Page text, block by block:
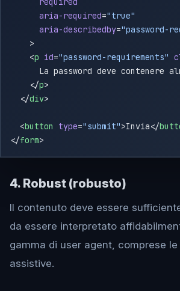
      aria-required
=
      aria-describedby
=
    <
p id="password-requirements"
    </
p
  </
div
  <
button type="submit">Invia</
</form
4. Robust (robusto)
Il contenuto deve essere
da essere interpretato
gamma di user agent, comprese
assistive.